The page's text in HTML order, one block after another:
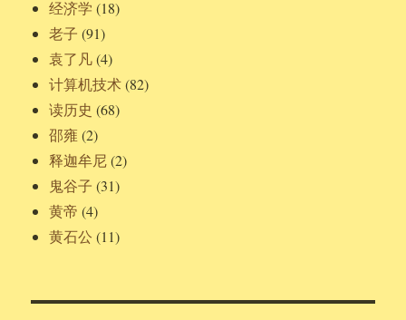
经济学 (18)
老子 (91)
袁了凡(4)
计算机技术(82)
读历史 (68)
邵雍 (2)
释迦牟尼(2)
鬼谷子 (31)
黄帝 (4)
黄石公 (11)